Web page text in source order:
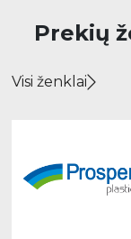
Prekių
Visi ženklai